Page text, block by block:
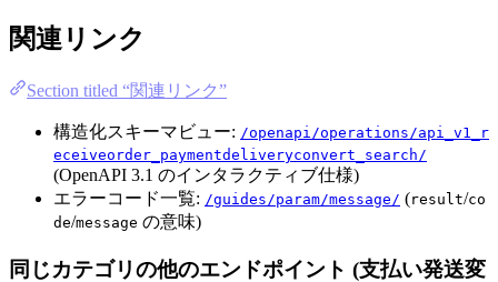
関連リンク
Section titled “関連リンク”
構造化スキーマビュー: /openapi/operations/api_v1_r
eceiveorder_paymentdeliveryconvert_search/
(OpenAPI 3.1 のインタラクティブ仕様)
エラーコード一覧: /guides/param/message/ (result/co
de/message の意味)
同じカテゴリの他のエンドポイント (支払い発送変